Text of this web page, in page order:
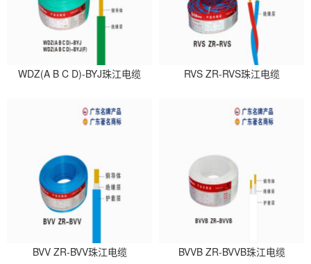
WDZ(A B C D)-BYJ珠江电缆
BVV ZR-BVV珠江电缆
RVS ZR-RVS珠江电缆
BVVB ZR-BVVB珠江电缆